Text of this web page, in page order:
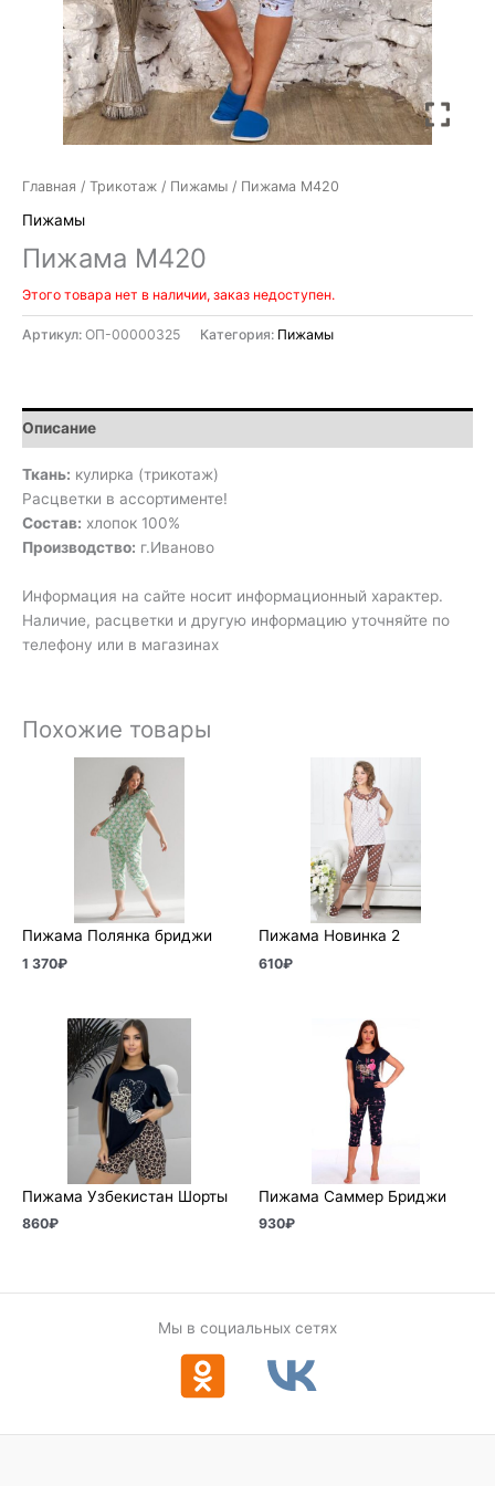
Главная / Трикотаж / Пижамы / Пижама М420
Пижамы
Пижама М420
Этого товара нет в наличии, заказ недоступен.
Артикул: ОП-00000325 Категория: Пижамы
Описание
Ткань: кулирка (трикотаж)
Расцветки в ассортименте!
Состав: хлопок 100%
Производство: г.Иваново
Информация на сайте носит информационный характер.
Наличие, расцветки и другую информацию уточняйте по
телефону или в магазинах
Похожие товары
Пижама Полянка бриджи
1 370₽
Пижама Новинка 2
610₽
Пижама Узбекистан Шорты
860₽
Пижама Саммер Бриджи
930₽
Мы в социальных сетях